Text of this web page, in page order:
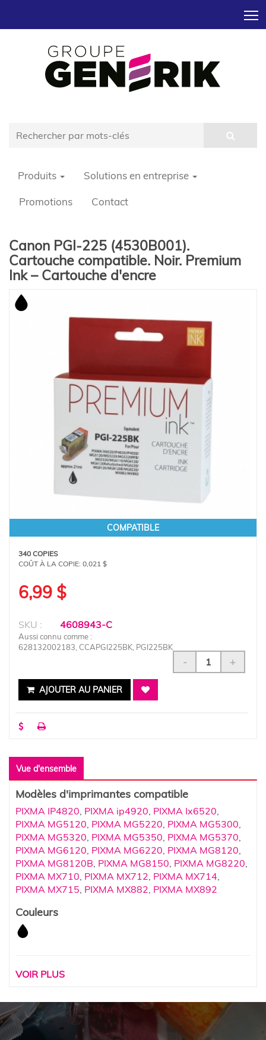
Produits Solutions en entreprise
Promotions Contact
Canon PGI-225 (4530B001).
Cartouche compatible. Noir. Premium
Ink – Cartouche d'encre
COMPATIBLE
340 COPIES
COÛT À LA COPIE: 0,021 $
6,99 $
SKU : 4608943-C
Aussi connu comme :
628132002183, CCAPGI225BK, PGI225BK
- +
AJOUTER AU PANIER
Vue d'ensemble
Modèles d'imprimantes compatible
PIXMA IP4820 PIXMA ip4920 PIXMA Ix6520
PIXMA MG5120 PIXMA MG5220 PIXMA MG5300
PIXMA MG5320 PIXMA MG5350 PIXMA MG5370
PIXMA MG6120 PIXMA MG6220 PIXMA MG8120
PIXMA MG8120B PIXMA MG8150 PIXMA MG8220
PIXMA MX710 PIXMA MX712 PIXMA MX714
PIXMA MX715 PIXMA MX882 PIXMA MX892
Couleurs
VOIR PLUS